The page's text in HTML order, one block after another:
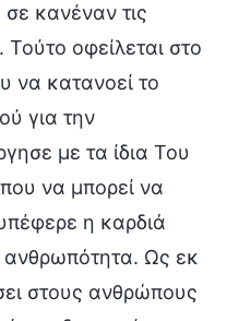
σε κανέναν τις
οφείλεται στο
να κατανοεί το
για την
με τα ίδια Του
να μπορεί να
η καρδιά
Ως εκ
στους ανθρώπους